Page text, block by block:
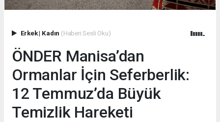
Erkek| Kadın (Haberi Sesli Oku)
ÖNDER Manisa’dan
Ormanlar İçin Seferberlik:
12 Temmuz’da Büyük
Temizlik Hareketi